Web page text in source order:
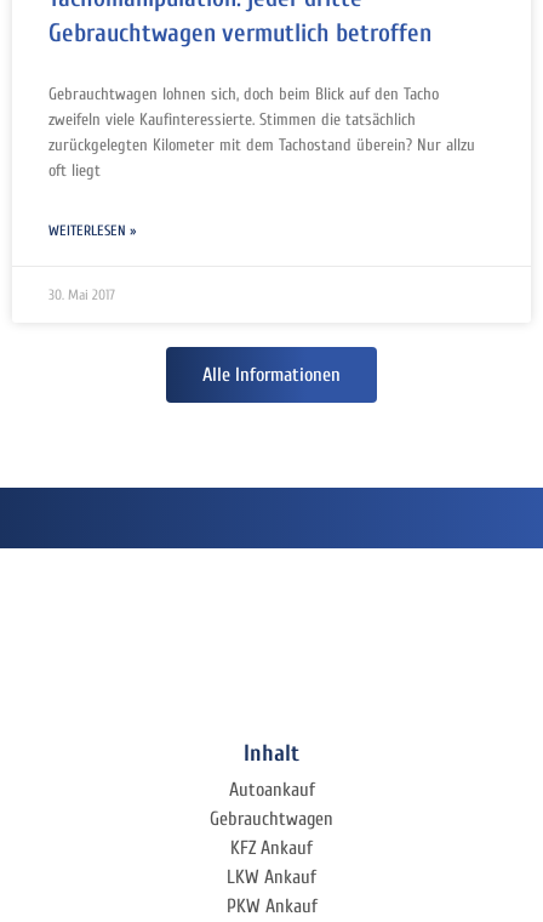
Gebrauchtwagen vermutlich betroffen
Gebrauchtwagen lohnen sich, doch beim Blick auf den Tacho
zweifeln viele Kaufinteressierte. Stimmen die tatsächlich
zurückgelegten Kilometer mit dem Tachostand überein? Nur allzu
oft liegt
WEITERLESEN »
30. Mai 2017
Alle Informationen
Inhalt
Autoankauf
Gebrauchtwagen
KFZ Ankauf
LKW Ankauf
PKW Ankauf